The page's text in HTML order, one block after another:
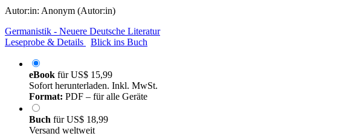
Autor:in: Anonym (Autor:in)
Germanistik - Neuere Deutsche Literatur
Leseprobe & Details
Blick ins Buch
eBook fürUS$ 15,99
Sofort herunterladen. Inkl. MwSt.
Format: PDF – für alle Geräte
Buch fürUS$ 18,99
Versand weltweit